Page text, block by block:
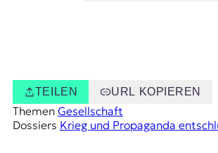
TEILEN URL KOPIEREN
Themen Gesellschaft
Dossiers Krieg und Propaganda